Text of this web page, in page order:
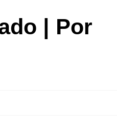
| Por